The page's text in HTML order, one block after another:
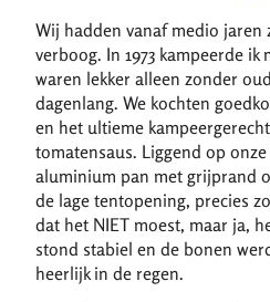
Wij hadden vanaf medio jaren
verboog. In 1973 kampeerde ik
waren lekker alleen zonder
dagenlang. We kochten
en het ultieme
tomatensaus. Liggend op
aluminium pan met grijprand
de lage tentopening, precies
dat het NIET moest, maar ja,
stond stabiel en de bonen
heerlijk in de regen.